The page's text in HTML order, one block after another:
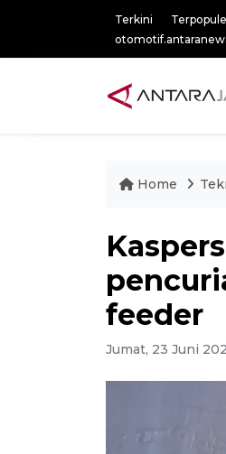
Terkini
Home
feeder
Jumat, 23 Juni